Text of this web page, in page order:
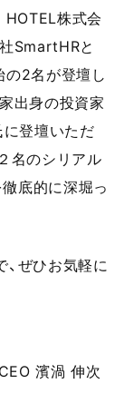
HOTEL株式会
SmartHRと
2名が登壇し
出身の投資家
登壇いただ
名のシリアル
底的に深堀っ
ぜひお気軽に
濱渦 伸次